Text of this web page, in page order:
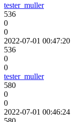
tester_muller
536
0
0
2022-07-01 00:47:20
536
0
0
tester_muller
580
0
0
2022-07-01 00:46:24